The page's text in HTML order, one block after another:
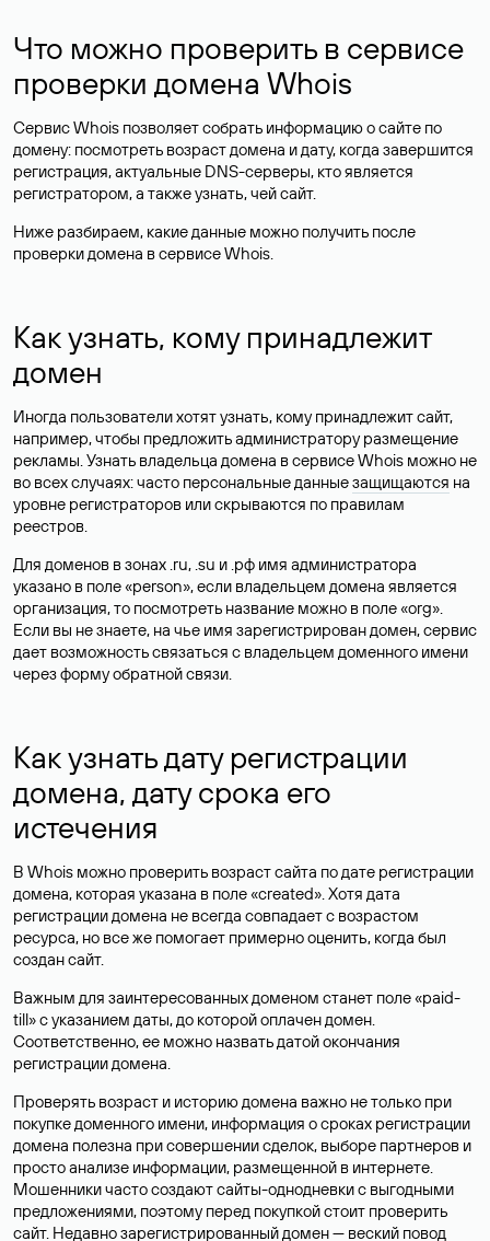
Что можно проверить в сервисе
проверки домена Whois
Сервис Whois позволяет собрать информацию о сайте по
домену: посмотреть возраст домена и дату, когда завершится
регистрация, актуальные DNS-серверы, кто является
регистратором, а также узнать, чей сайт.
Ниже разбираем, какие данные можно получить после
проверки домена в сервисе Whois.
Как узнать, кому принадлежит
домен
Иногда пользователи хотят узнать, кому принадлежит сайт,
например, чтобы предложить администратору размещение
рекламы. Узнать владельца домена в сервисе Whois можно не
во всех случаях: часто персональные данныезащищаются на
уровне регистраторов или скрываются по правилам
реестров.
Для доменов в зонах .ru, .su и .рф имя администратора
указано в поле «person», если владельцем домена является
организация, то посмотреть название можно в поле «org».
Если вы не знаете, на чье имя зарегистрирован домен, сервис
дает возможность связаться с владельцем доменного имени
через форму обратной связи.
Как узнать дату регистрации
домена, дату срока его
истечения
В Whois можно проверить возраст сайта по дате регистрации
домена, которая указана в поле «created». Хотя дата
регистрации домена не всегда совпадает с возрастом
ресурса, но все же помогает примерно оценить, когда был
создан сайт.
Важным для заинтересованных доменом станет поле «paid-
till» с указанием даты, до которой оплачен домен.
Соответственно, ее можно назвать датой окончания
регистрации домена.
Проверять возраст и историю домена важно не только при
покупке доменного имени, информация о сроках регистрации
домена полезна при совершении сделок, выборе партнеров и
просто анализе информации, размещенной в интернете.
Мошенники часто создают сайты-однодневки с выгодными
предложениями, поэтому перед покупкой стоит проверить
сайт. Недавно зарегистрированный домен — веский повод